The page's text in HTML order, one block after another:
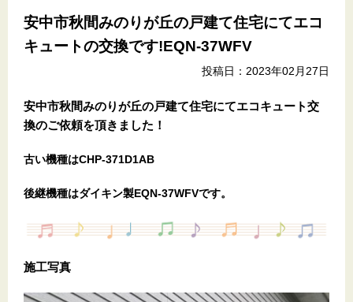
安中市秋間みのりが丘の戸建て住宅にてエコ
キュートの交換です!EQN-37WFV
投稿日：2023年02月27日
安中市秋間みのりが丘の戸建て住宅にてエコキュート交
換のご依頼を頂きました！
古い機種はCHP-371D1AB
後継機種はダイキン製EQN-37WFVです。
施工写真